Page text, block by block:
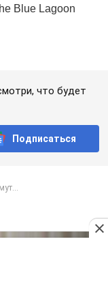
что будет
Подписаться